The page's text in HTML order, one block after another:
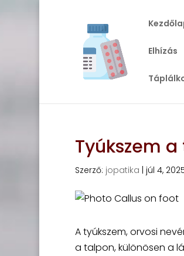
Elhízás
Tyúkszem
Szerző: jopatika júl 4,
A tyúkszem, orvosi
a talpon, különösen a